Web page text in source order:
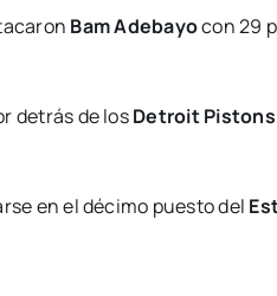
Bam Adebayocon 29
detrás de losDetroit Pistons
en el décimo puesto del